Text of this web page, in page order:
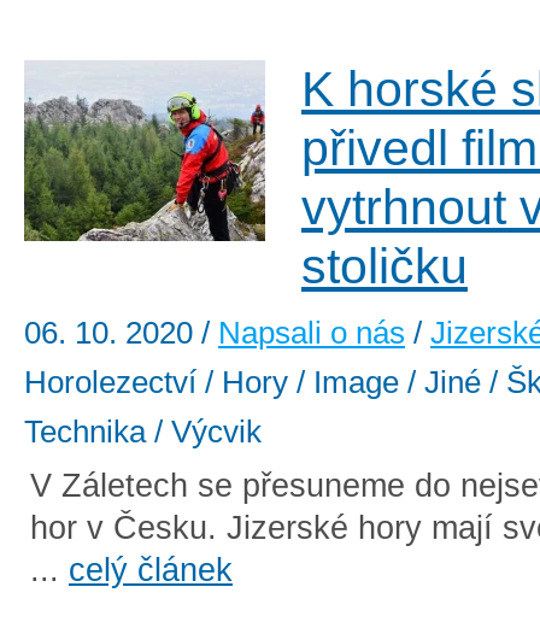
K horské
přivedl
vytrhnout
stoličku
06. 10. 2020 / Napsali o nás /
Horolezectví / Hory / Image / Jiné /
Technika / Výcvik
V Záletech se přesuneme do
hor v Česku. Jizerské hory mají
... celý článek